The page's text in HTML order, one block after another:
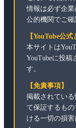
情報は必ず企
公的機関でご確
【YouTube公
本サイトは
YouTubeに投
す。
【免責事項】
掲載されてい
て保証するも
ける一切の損